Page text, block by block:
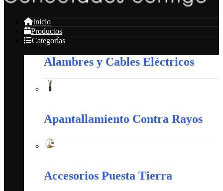
Inicio
Productos
Categorías
Alambres y Cables Eléctricos
Apantallamiento Contra Rayos
Accesorios Puesta Tierra